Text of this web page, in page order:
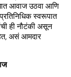
आवाज उठवा आणि
स्वरूपात
ही नौटंकी असून
असं आमदार